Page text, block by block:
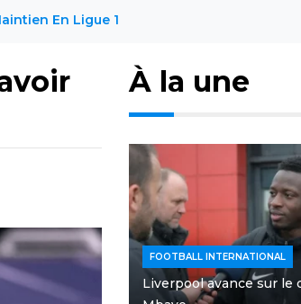
En Ligue 1
À la une
FOOTBALL INTERNATIONAL
Liverpool avance sur le